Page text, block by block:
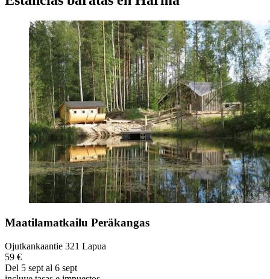
Maatilamatkailu Peräkangas
Ojutkankaantie 321 Lapua
59 €
Del 5 sept al 6 sept